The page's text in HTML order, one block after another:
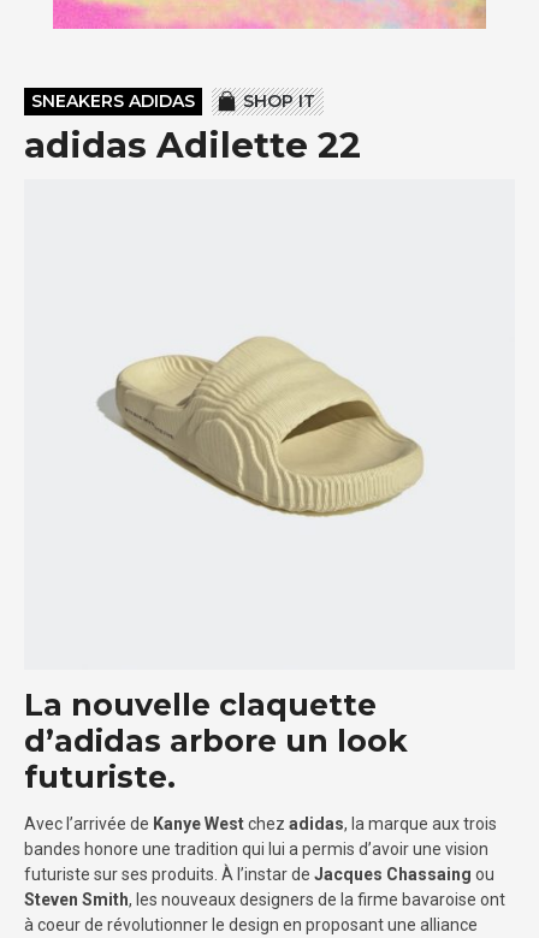
SNEAKERS ADIDAS SHOP IT
adidas Adilette 22
La nouvelle claquette
d’adidas arbore un look
futuriste.
Avec l’arrivée de Kanye Westchez adidas, la marque aux trois
bandes honore une tradition qui lui a permis d’avoir une vision
futuriste sur ses produits. À l’instar de Jacques Chassaing ou
Steven Smith, les nouveaux designers de la firme bavaroise ont
à coeur de révolutionner le design en proposant une alliance